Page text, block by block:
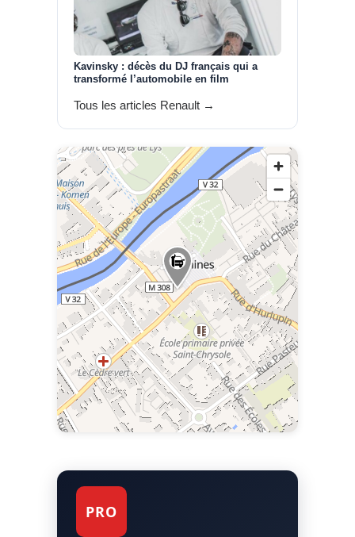
Kavinsky : décès du DJ français qui a
transformé l’automobile en film
Tous les articles Renault →
PRO